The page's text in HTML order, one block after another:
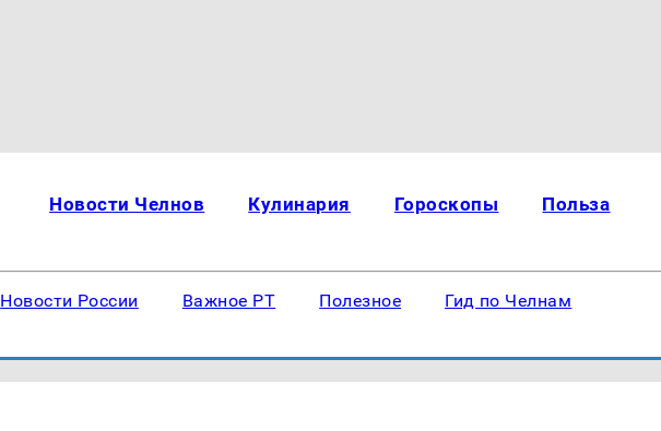
Новости Челнов Кулинария Гороскопы Польза
Новости России Важное РТ Полезное Гид по Челнам